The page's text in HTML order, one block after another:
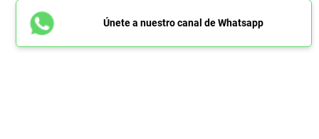
Únete a nuestro canal de Whatsapp